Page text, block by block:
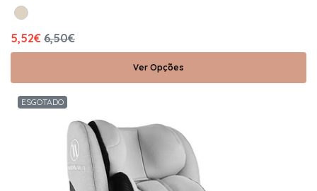
5,52€ 6,50€
Ver Opções
ESGOTADO